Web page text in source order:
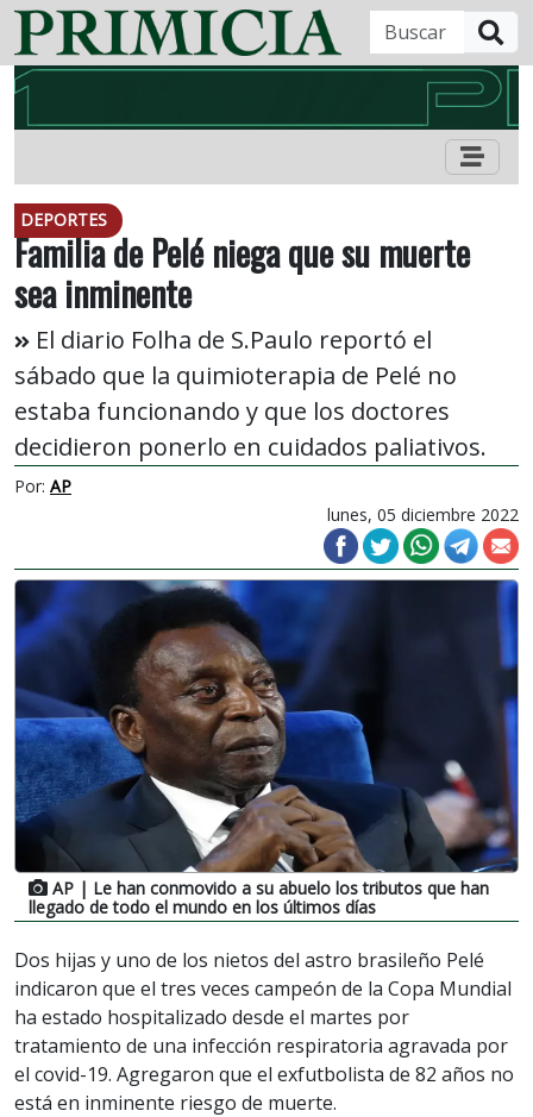
DEPORTES
Familia de Pelé niega que su muerte
sea inminente
El diario Folha de S.Paulo reportó el
sábado que la quimioterapia de Pelé no
estaba funcionando y que los doctores
decidieron ponerlo en cuidados paliativos.
Por: AP
lunes, 05 diciembre 2022
AP | Le han conmovido a su abuelo los tributos que han
llegado de todo el mundo en los últimos días
Dos hijas y uno de los nietos del astro brasileño Pelé
indicaron que el tres veces campeón de la Copa Mundial
ha estado hospitalizado desde el martes por
tratamiento de una infección respiratoria agravada por
el covid-19. Agregaron que el exfutbolista de 82 años no
está en inminente riesgo de muerte.